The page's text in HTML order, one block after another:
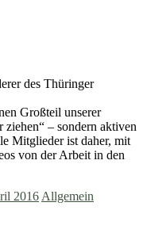
des Thüringer
Großteil unserer
ziehen“ – sondern aktiven
Mitglieder ist daher, mit
von der Arbeit in den
2016 Allgemein